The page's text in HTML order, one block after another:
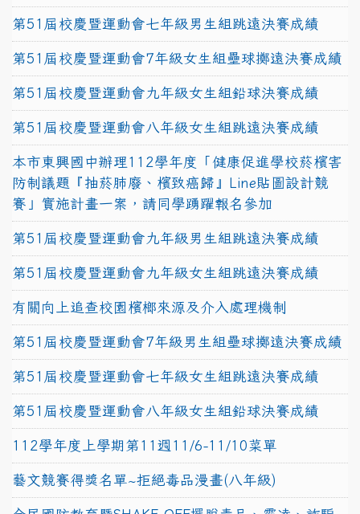
第51屆校慶暨運動會七年級男生組跳遠決賽成績
第51屆校慶暨運動會7年級女生組壘球擲遠決賽成績
第51屆校慶暨運動會九年級女生組鉛球決賽成績
第51屆校慶暨運動會八年級女生組跳遠決賽成績
本市東興國中辦理112學年度「健康促進學校菸檳害
防制議題『抽菸肺廢、檳致癌歸』Line貼圖設計競
賽」實施計畫一案，請同學踴躍報名參加
第51屆校慶暨運動會九年級男生組跳遠決賽成績
第51屆校慶暨運動會九年級女生組跳遠決賽成績
有關向上追查校園檳榔來源及介入處理機制
第51屆校慶暨運動會7年級男生組壘球擲遠決賽成績
第51屆校慶暨運動會七年級女生組跳遠決賽成績
第51屆校慶暨運動會八年級女生組鉛球決賽成績
112學年度上學期第11週11/6-11/10菜單
藝文競賽得獎名單~拒絕毒品漫畫(八年級)